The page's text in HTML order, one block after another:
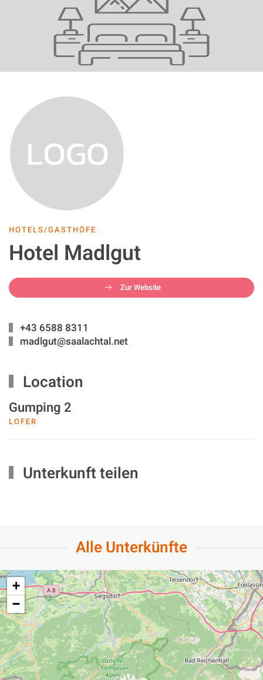
HOTELS/GASTHÖFE
Hotel Madlgut
Zur Website
+43 6588 8311
madlgut@saalachtal.net
Location
Gumping 2
LOFER
Unterkunft teilen
Alle Unterkünfte
+
−